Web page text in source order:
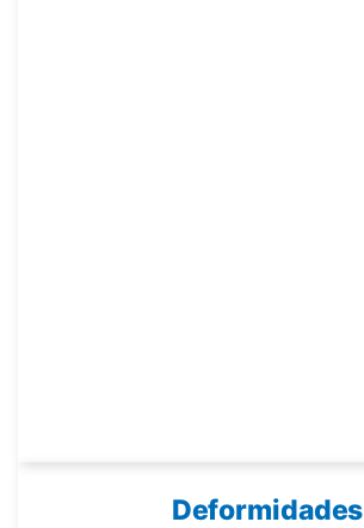
Deformidades